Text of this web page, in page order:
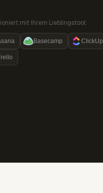
mit Ihrem Lieblingstool:
Basecamp ClickUp